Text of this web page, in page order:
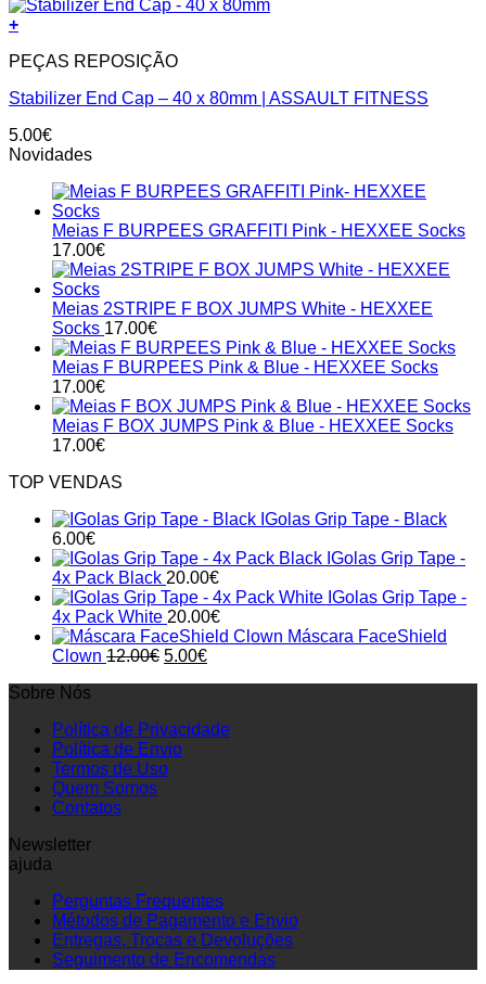
+
PEÇAS REPOSIÇÃO
Stabilizer End Cap – 40 x 80mm | ASSAULT FITNESS
5.00€
Novidades
Meias F BURPEES GRAFFITI Pink - HEXXEE Socks
17.00€
Meias 2STRIPE F BOX JUMPS White - HEXXEE
Socks 17.00€
Meias F BURPEES Pink & Blue - HEXXEE Socks
17.00€
Meias F BOX JUMPS Pink & Blue - HEXXEE Socks
17.00€
TOP VENDAS
IGolas Grip Tape - Black
6.00€
IGolas Grip Tape -
4x Pack Black 20.00€
IGolas Grip Tape -
4x Pack White 20.00€
Máscara FaceShield
Clown 12.00€ Original
5.00€Current
Sobre Nós
Política de Privacidade
Política de Envio
Termos de Uso
Quem Somos
Contatos
Newsletter
ajuda
Perguntas Frequentes
Métodos de Pagamento e Envio
Entregas, Trocas e Devoluções
Seguimento de Encomendas